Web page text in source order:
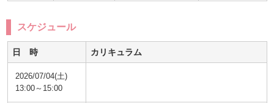
スケジュール
日 時 カリキュラム
2026/07/04(土)
13:00～15:00